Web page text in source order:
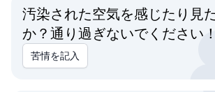
汚染された空気を感じたり見
か？通り過ぎないでください！
苦情を記入